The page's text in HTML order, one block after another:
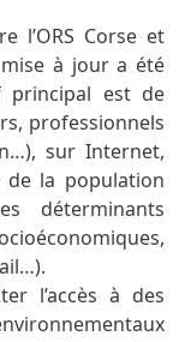
l’ORS Corse et
mise à jour a été
principal est de
professionnels
sur Internet,
de la population
déterminants
l’accès à des